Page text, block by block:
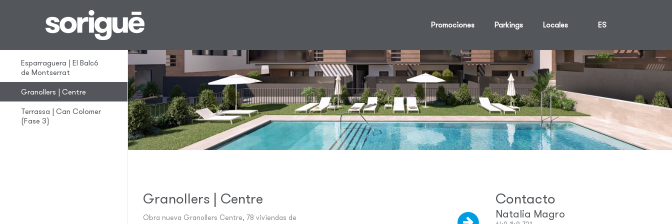
Promociones Parkings Locales ES
Promociones en la
provincia de
Barcelona
Esparraguera | El Balcó
de Montserrat
Granollers | Centre
Terrassa | Can Colomer
(Fase 3)
Granollers | Centre
Obra nueva Granollers Centre, 78 viviendas de
Contacto
Natalia Magro